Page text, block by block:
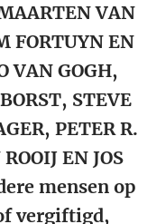
VAN
FORTUYN EN
VAN GOGH,
STEVE
PETER R.
EN JOS
mensen op
vergiftigd,